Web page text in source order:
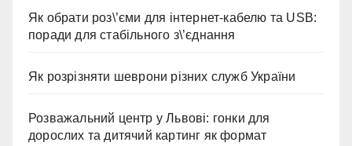
Як обрати роз\’єми для інтернет-кабелю та USB:
поради для стабільного з\’єднання
Як розрізняти шеврони різних служб України
Розважальний центр у Львові: гонки для
дорослих та дитячий картинг як формат